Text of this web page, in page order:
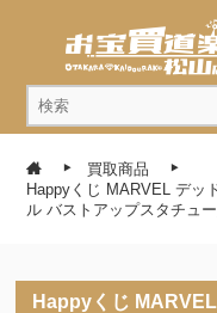
買取商品
Happyくじ MARVEL デッ
ル バストアップスタチュ
Happyくじ